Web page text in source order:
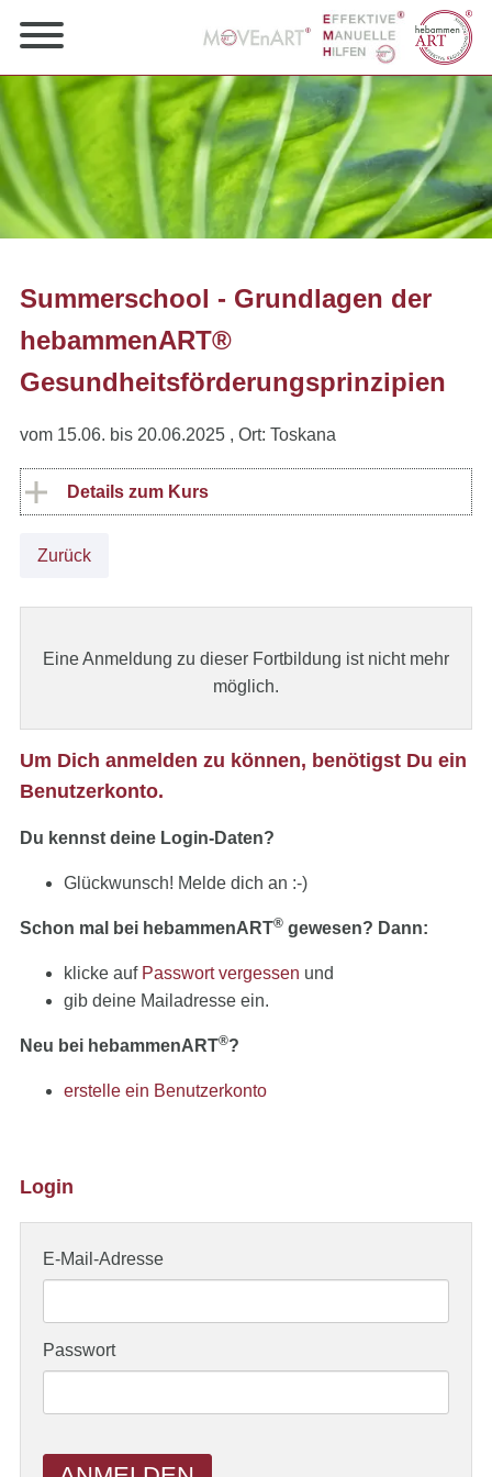
Summerschool - Grundlagen der
hebammenART®
Gesundheitsförderungsprinzipien
vom 15.06. bis 20.06.2025 , Ort: Toskana
Details zum Kurs
Zurück
Eine Anmeldung zu dieser Fortbildung ist nicht mehr
möglich.
Um Dich anmelden zu können, benötigst Du ein
Benutzerkonto.
Du kennst deine Login-Daten?
Glückwunsch! Melde dich an :-)
Schon mal bei hebammenART® gewesen? Dann:
klicke auf Passwort vergessen und
gib deine Mailadresse ein.
Neu bei hebammenART®?
erstelle ein Benutzerkonto
Login
E-Mail-Adresse
Passwort